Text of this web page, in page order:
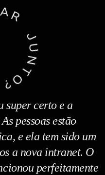
super certo e a
pessoas estão
e ela tem sido um
a nova intranet. O
perfeitamente